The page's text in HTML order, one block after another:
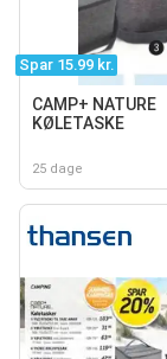
Spar 15.99 kr.
CAMP+ NATURE
KØLETASKE
25 dage